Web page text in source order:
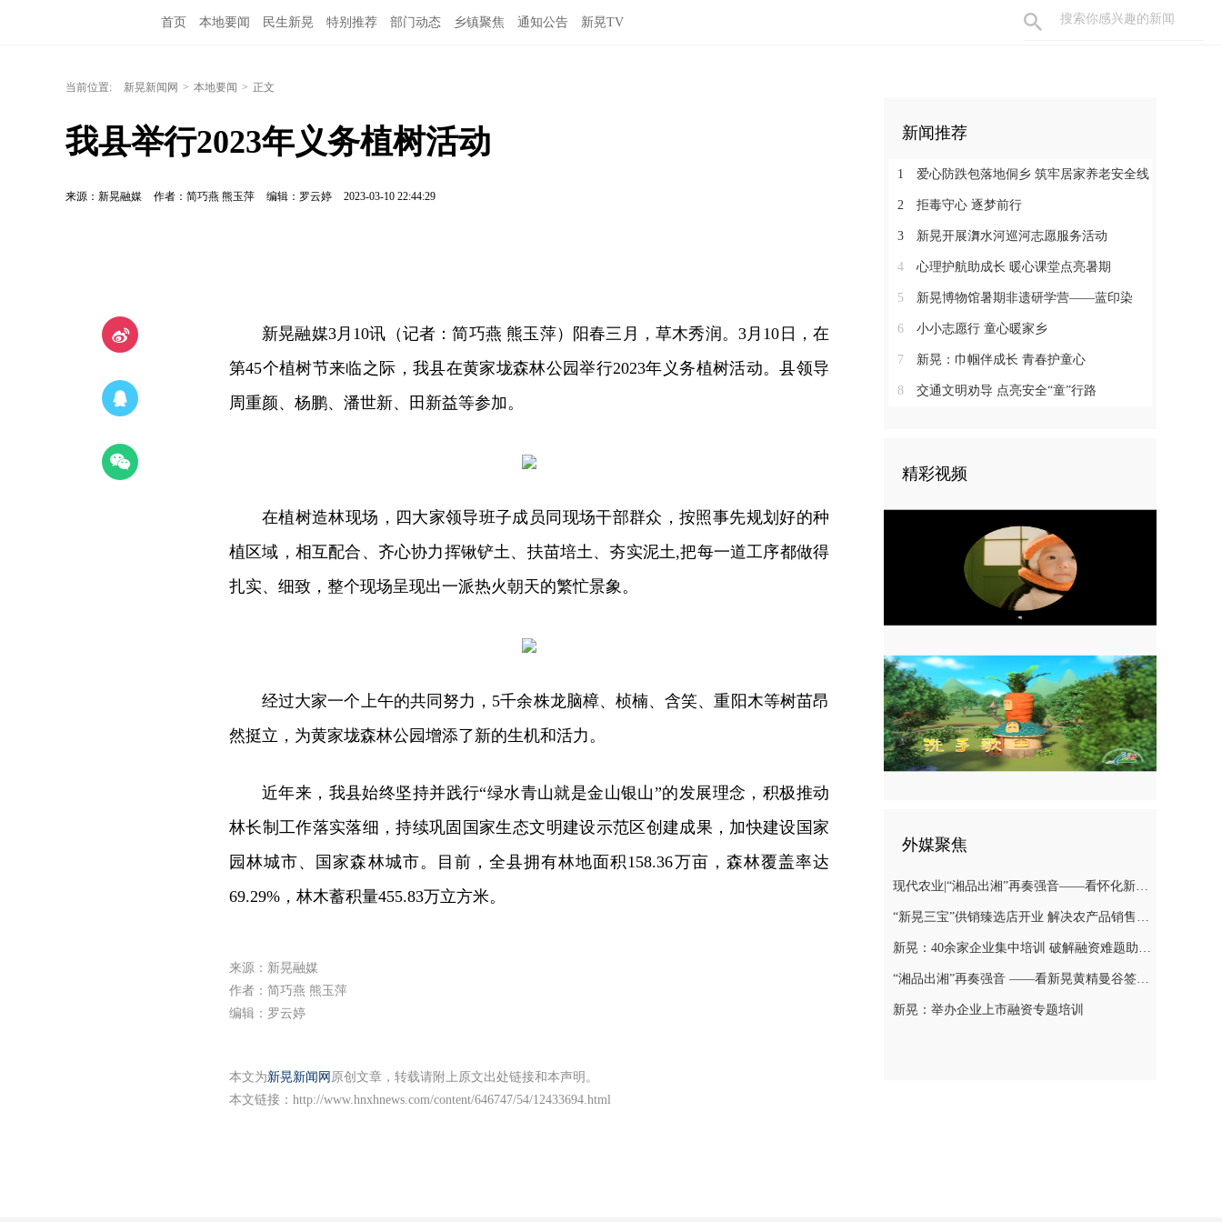
首页 本地要闻 民生新晃 特别推荐 部门动态 乡镇聚焦 通知公告 新晃TV
当前位置: 新晃新闻网 > 本地要闻 > 正文
我县举行2023年义务植树活动
来源：新晃融媒 作者：简巧燕 熊玉萍 编辑：罗云婷 2023-03-10 22:44:29
新晃融媒3月10讯（记者：简巧燕 熊玉萍）阳春三月，草木秀润。3月10日，在
第45个植树节来临之际，我县在黄家垅森林公园举行2023年义务植树活动。县领导
周重颜、杨鹏、潘世新、田新益等参加。
在植树造林现场，四大家领导班子成员同现场干部群众，按照事先规划好的种
植区域，相互配合、齐心协力挥锹铲土、扶苗培土、夯实泥土,把每一道工序都做得
扎实、细致，整个现场呈现出一派热火朝天的繁忙景象。
经过大家一个上午的共同努力，5千余株龙脑樟、桢楠、含笑、重阳木等树苗昂
然挺立，为黄家垅森林公园增添了新的生机和活力。
近年来，我县始终坚持并践行“绿水青山就是金山银山”的发展理念，积极推动
林长制工作落实落细，持续巩固国家生态文明建设示范区创建成果，加快建设国家
园林城市、国家森林城市。目前，全县拥有林地面积158.36万亩，森林覆盖率达
69.29%，林木蓄积量455.83万立方米。
来源：新晃融媒
作者：简巧燕 熊玉萍
编辑：罗云婷
本文为新晃新闻网 原创文章，转载请附上原文出处链接和本声明。
本文链接： http://www.hnxhnews.com/content/646747/54/12433694.html
新闻推荐
1 爱心防跌包落地侗乡 筑牢居家养老安全线
2 拒毒守心 逐梦前行
3 新晃开展㵲水河巡河志愿服务活动
4 心理护航助成长 暖心课堂点亮暑期
5 新晃博物馆暑期非遗研学营——蓝印染
6 小小志愿行 童心暖家乡
7 新晃：巾帼伴成长 青春护童心
8 交通文明劝导 点亮安全“童”行路
精彩视频
外媒聚焦
现代农业|“湘品出湘”再奏强音——看怀化新晃黄精曼谷签单背后的“强链密码”
“新晃三宝”供销臻选店开业 解决农产品销售难题
新晃：40余家企业集中培训 破解融资难题助力发展
“湘品出湘”再奏强音 ——看新晃黄精曼谷签单背后的“强链密码”
新晃：举办企业上市融资专题培训